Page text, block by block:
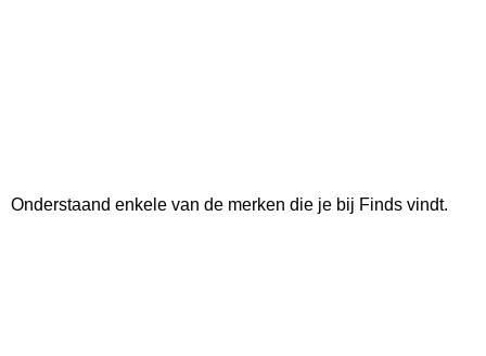
Onderstaand enkele van de merken die je bij Finds vindt.